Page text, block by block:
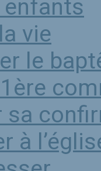
enfants
vie
le
sa
à